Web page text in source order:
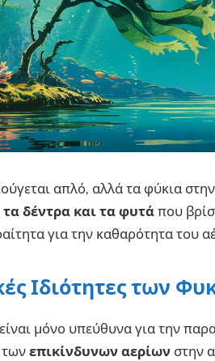
απλό, αλλά τα φύκια
δέντρα και τα φυτά που
για την καθαρότητα του
Ιδιότητες των
μόνο υπεύθυνα για την
επικίνδυνων αερίων στην